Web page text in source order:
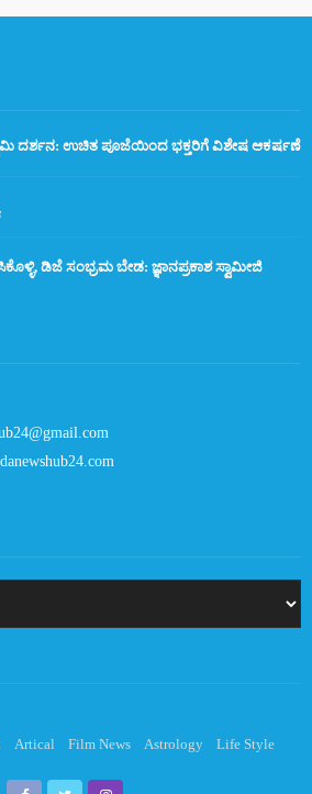
ದರ್ಶನ: ಉಚಿತ ಪೂಜೆಯಿಂದ ಭಕ್ತರಿಗೆ ವಿಶೇಷ ಆಕರ್ಷಣೆ
ಡಿಜೆ ಸಂಭ್ರಮ ಬೇಡ: ಜ್ಞಾನಪ್ರಕಾಶ ಸ್ವಾಮೀಜಿ
Artical Film News Astrology Life Style